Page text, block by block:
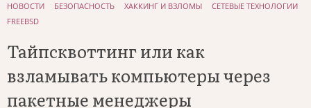
НОВОСТИ БЕЗОПАСНОСТЬ ХАККИНГ И ВЗЛОМЫ
СЕТЕВЫЕ ТЕХНОЛОГИИ
FREEBSD
Тайпсквоттинг или как
взламывать компьютеры через
пакетные менеджеры